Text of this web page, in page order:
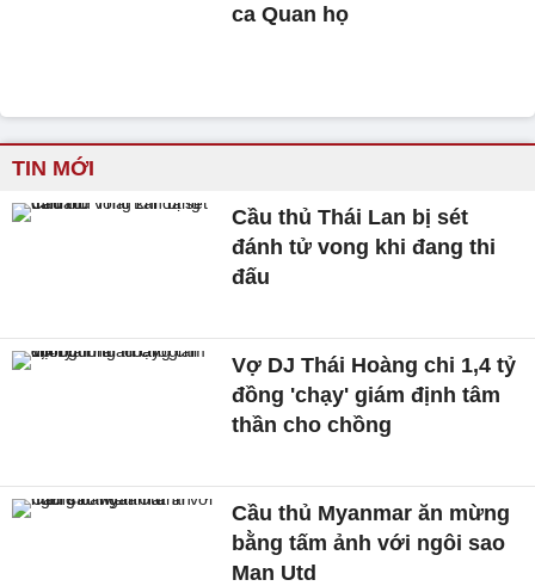
ca Quan họ
TIN MỚI
Cầu thủ Thái Lan bị sét
đánh tử vong khi đang thi
đấu
Vợ DJ Thái Hoàng chi 1,4 tỷ
đồng 'chạy' giám định tâm
thần cho chồng
Cầu thủ Myanmar ăn mừng
bằng tấm ảnh với ngôi sao
Man Utd